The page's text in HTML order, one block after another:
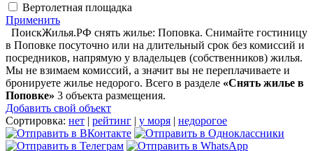
Вертолетная площадка
Применить
ПоискЖилья.РФ снять жилье: Поповка. Снимайте гостиницу
в Поповке посуточно или на длительный срок без комиссий и
посредников, напрямую у владельцев (собственников) жилья.
Мы не взимаем комиссий, а значит вы не переплачиваете и
бронируете жилье недорого. Всего в разделе «Снять жилье в
Поповке» 3 объекта размещения.
Добавить свой объект
Сортировка: нет | рейтинг | у моря | недорогое